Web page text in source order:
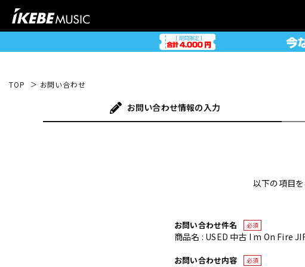
TOP お問い合わせ
お問い合わせ情報の入力
以下の項目
お問い合わせ件名 必須
商品名 : USED 中古 I m On Fire
お問い合わせ内容 必須